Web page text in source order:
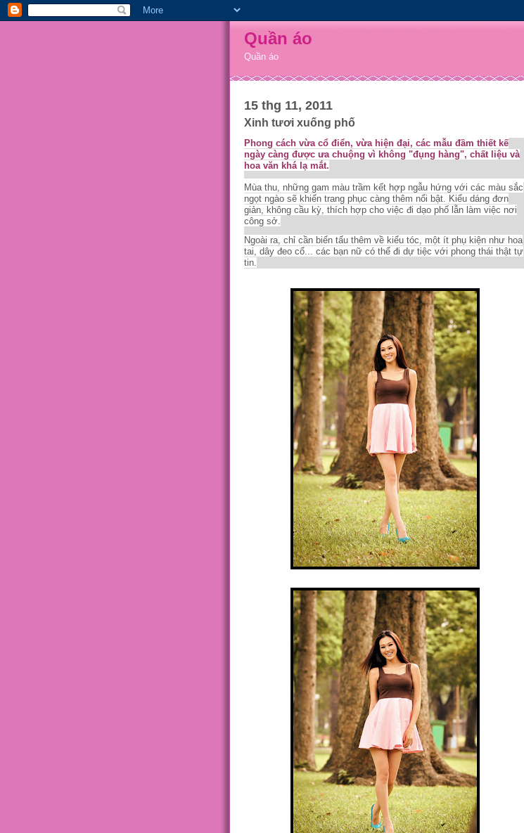
Quần áo
Quần áo
15 thg 11, 2011
Xinh tươi xuống phố
Phong cách vừa cổ điển, vừa hiện đại, các mẫu đầm thiết kế
ngày càng được ưa chuộng vì không "đụng hàng", chất liệu và
hoa văn khá lạ mắt.
Mùa thu, những gam màu trầm kết hợp ngẫu hứng với các màu sắc
ngọt ngào sẽ khiến trang phục càng thêm nổi bật. Kiểu dáng đơn
giản, không cầu kỳ, thích hợp cho việc đi dạo phố lẫn làm việc nơi
công sở.
Ngoài ra, chỉ cần biến tấu thêm về kiểu tóc, một ít phụ kiện như hoa
tai, dây đeo cổ... các bạn nữ có thể đi dự tiệc với phong thái thật tự
tin.